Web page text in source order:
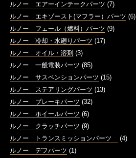
ルノー エアーインテークパーツ (7)
ルノー エキゾースト(マフラー）パーツ (6)
ルノー フェール（燃料）パーツ (9)
ルノー 冷却・水廻りパーツ (17)
ルノー オイル・溶剤 (3)
ルノー 一般電装パーツ (85)
ルノー サスペンションパーツ (15)
ルノー ステアリングパーツ (13)
ルノー ブレーキパーツ (32)
ルノー ホイールパーツ (6)
ルノー クラッチパーツ (9)
ルノー トランスミッションパーツ
(4)
ルノー デフパーツ (1)